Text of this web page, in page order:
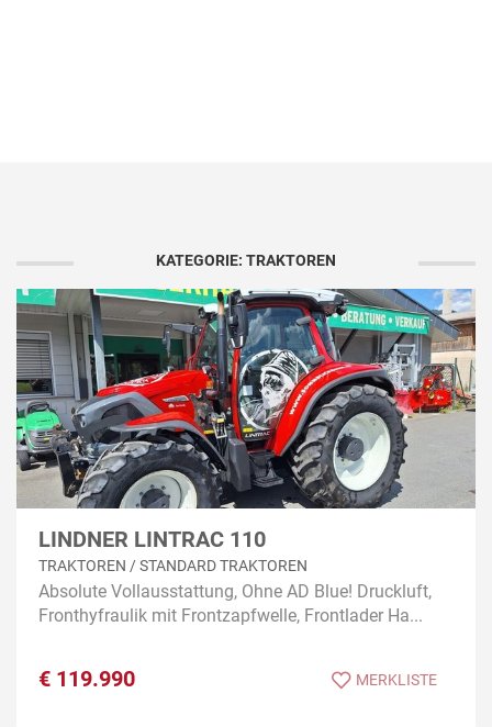
KATEGORIE: TRAKTOREN
LINDNER LINTRAC 110
TRAKTOREN / STANDARD TRAKTOREN
Absolute Vollausstattung, Ohne AD Blue! Druckluft,
Fronthyfraulik mit Frontzapfwelle, Frontlader Ha...
€ 119.990 MERKLISTE